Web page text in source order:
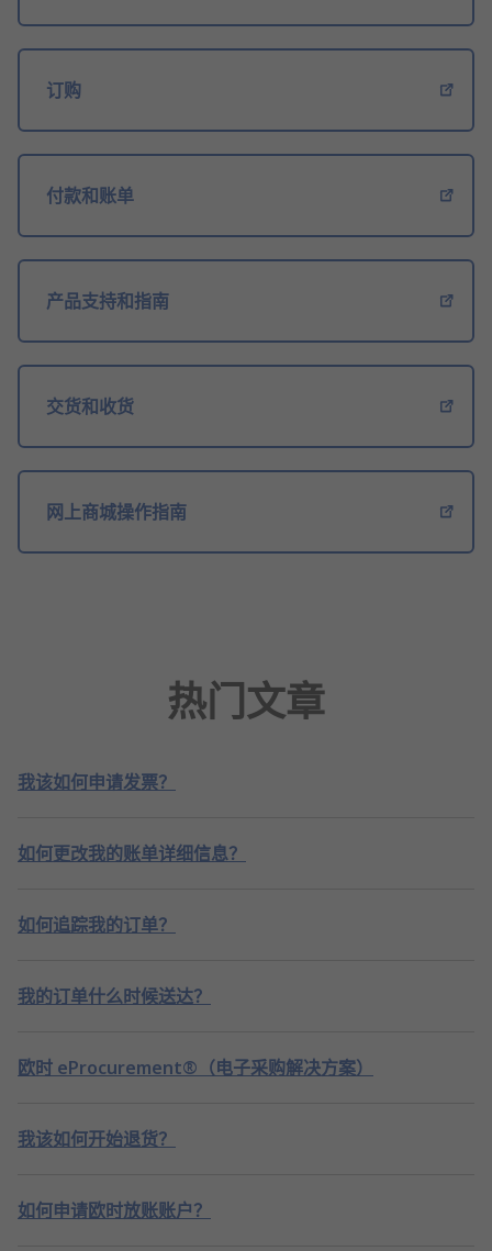
订购
付款和账单
产品支持和指南
交货和收货
网上商城操作指南
热门文章
我该如何申请发票？
如何更改我的账单详细信息？
如何追踪我的订单？
我的订单什么时候送达？
欧时 eProcurement®（电子采购解决方案）
我该如何开始退货？
如何申请欧时放账账户？